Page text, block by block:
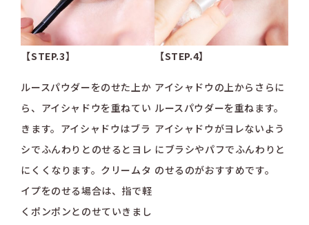
【STEP.3】
ルースパウダーをのせた上か
ら、アイシャドウを重ねてい
きます。アイシャドウはブラ
シでふんわりとのせるとヨレ
にくくなります。クリームタ
イプをのせる場合は、指で軽
くポンポンとのせていきまし
【STEP.4】
アイシャドウの上からさらに
ルースパウダーを重ねます。
アイシャドウがヨレないよう
にブラシやパフでふんわりと
のせるのがおすすめです。